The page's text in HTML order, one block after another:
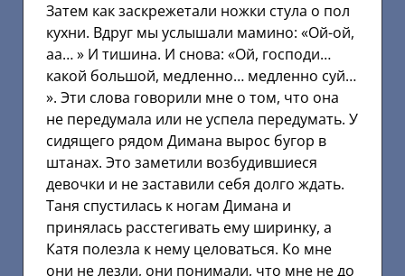
Затем как заскрежетали ножки стула о пол
кухни. Вдруг мы услышали мамино: «Ой-ой,
аа… » И тишина. И снова: «Ой, господи…
какой большой, медленно… медленно суй…
». Эти слова говорили мне о том, что она
не передумала или не успела передумать. У
сидящего рядом Димана вырос бугор в
штанах. Это заметили возбудившиеся
девочки и не заставили себя долго ждать.
Таня спустилась к ногам Димана и
принялась расстегивать ему ширинку, а
Катя полезла к нему целоваться. Ко мне
они не лезли, они понимали, что мне не до